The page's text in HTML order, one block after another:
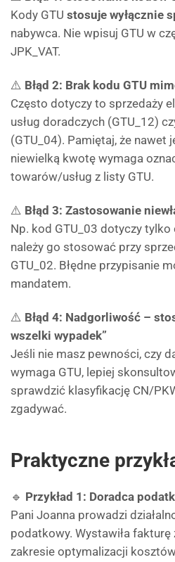
Kody GTU stosuje wyłącznie
nabywca. Nie wpisuj GTU w
JPK_VAT.
⚠️ Błąd 2: Brak kodu GTU
Często dotyczy to sprzedaży
usług doradczych (GTU_12)
(GTU_04). Pamiętaj, że nawet
niewielką kwotę wymaga
towarów/usług z listy GTU.
⚠️ Błąd 3: Zastosowanie
Np. kod GTU_03 dotyczy
należy go stosować przy
GTU_02. Błędne przypisanie
mandatem.
⚠️ Błąd 4: Nadgorliwość –
wszelki wypadek”
Jeśli nie masz pewności, czy
wymaga GTU, lepiej
sprawdzić klasyfikację CN/
zgadywać.
Praktyczne
🔹 Przykład 1: Doradca
Pani Joanna prowadzi
podatkowy. Wystawiła
zakresie optymalizacji